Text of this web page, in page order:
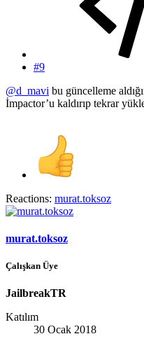
#9
@d_mavi bu güncelleme
İmpactor’u kaldırıp tekrar
Reactions: murat.toksoz
murat.toksoz
Çalışkan Üye
JailbreakTR
Katılım
30 Ocak 2018